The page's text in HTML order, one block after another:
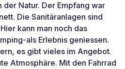
der Natur. Der Empfang war
Die Sanitäranlagen sind
kann man noch das
als Erlebnis geniessen.
es gibt vieles im Angebot.
Atmosphäre. Mit den Fahrrad